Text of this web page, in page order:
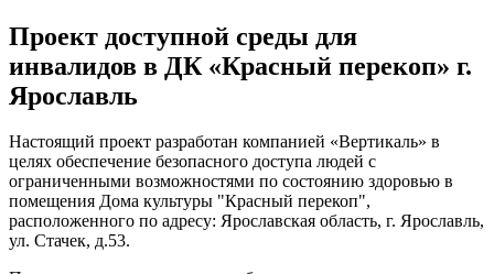
Проект доступной среды для
инвалидов в ДК «Красный перекоп» г.
Ярославль
Настоящий проект разработан компанией «Вертикаль» в
целях обеспечение безопасного доступа людей с
ограниченными возможностями по состоянию здоровью в
помещения Дома культуры "Красный перекоп",
расположенного по адресу: Ярославская область, г. Ярославль,
ул. Стачек, д.53.